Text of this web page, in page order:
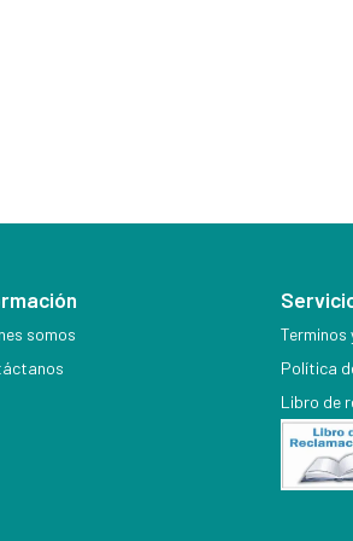
somos
Terminos
Política
Libro de